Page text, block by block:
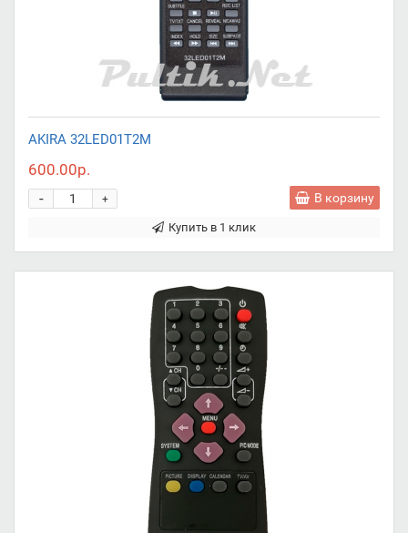
AKIRA 32LED01T2M
600.00р.
+
- В корзину
Купить в 1 клик